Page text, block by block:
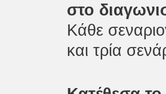
στο
Κάθε
και τρία